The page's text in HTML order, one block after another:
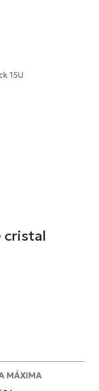
15U
cristal
MÁXIMA